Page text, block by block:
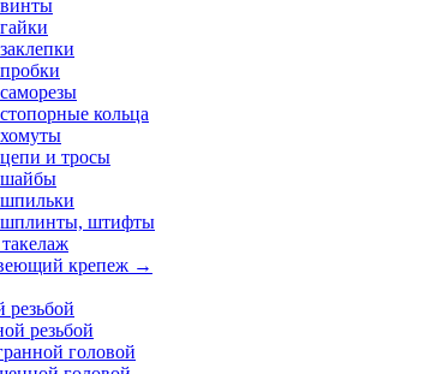
кольца
и тросы
штифты
крепеж →
резьбой
резьбой
головой